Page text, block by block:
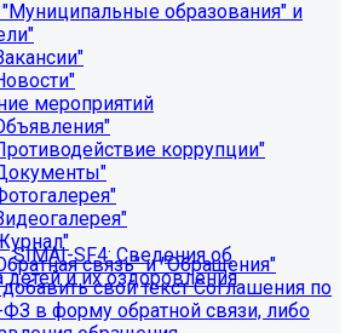
раздел "Сведения об
отдыха детей и их
SIMAI-SF4: Сведения об
детей и их оздоровления
необходимо обратиться в
образования" и
мероприятий
коррупции"
связь" и "Обращения"
свой текст Соглашения по
в форму обратной связи, либо